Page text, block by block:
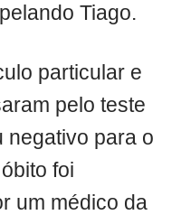
Tiago.
particular e
pelo teste
negativo para o
foi
um médico da